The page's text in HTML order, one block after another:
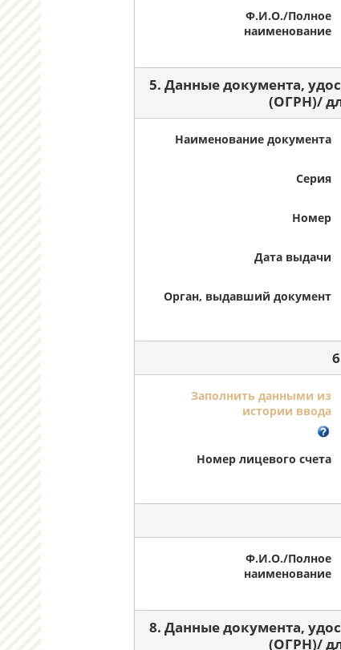
Ф.И.О./Полное
наименование
5. Данные документа,
(ОГРН)/
Наименование документа
Серия
Номер
Дата выдачи
Орган, выдавший документ
Заполнить данными из
истории ввода
Номер лицевого счета
Ф.И.О./Полное
наименование
8. Данные документа,
(ОГРН)/